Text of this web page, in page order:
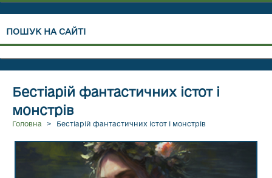
ПОШУК НА САЙТІ
Бестіарій фантастичних істот і
монстрів
Головна > Бестіарій фантастичних істот і монстрів
ПЕРЕЙТИ В РОЗДІЛ СЛОВ’ЯНСЬКИЙ БЕСТІАРІЙ